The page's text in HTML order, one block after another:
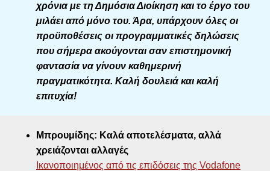
χρόνια με τη Δημόσια Διοίκηση και το έργο του
μιλάει από μόνο του. Άρα, υπάρχουν όλες οι
προϋποθέσεις οι προγραμματικές δηλώσεις
που σήμερα ακούγονται σαν επιστημονική
φαντασία να γίνουν καθημερινή
πραγματικότητα. Καλή δουλειά και καλή
επιτυχία!
Μπρουμίδης: Καλά αποτελέσματα, αλλά
χρειάζονται αλλαγές
Ικανοποιημένος από τις επιδόσεις της Vodafone